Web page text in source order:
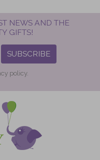
NEWS AND THE
GIFTS!
SUBSCRIBE
policy.